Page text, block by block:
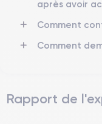
5G
Si vous souhaitez en
après avoir
Comment
Comment
Rapport de